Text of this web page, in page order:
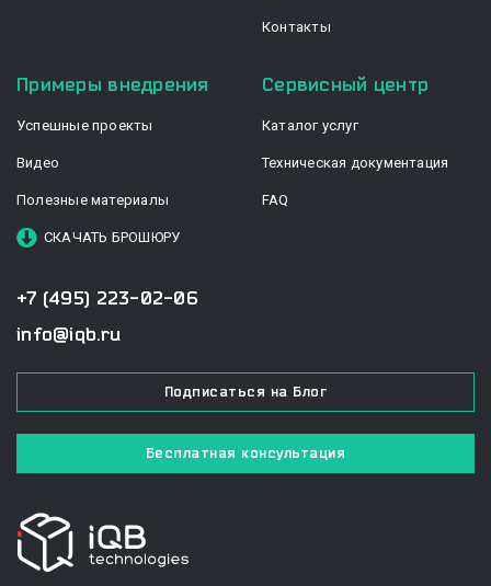
Контакты
Примеры внедрения
Успешные проекты
Видео
Полезные материалы
СКАЧАТЬ БРОШЮРУ
Сервисный центр
Каталог услуг
Техническая документация
FAQ
+7 (495) 223-02-06
info@iqb.ru
Подписаться на Блог
Бесплатная консультация